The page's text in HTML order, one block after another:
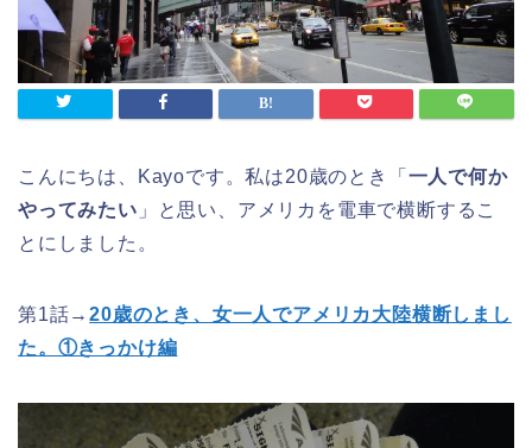
こんにちは、Kayoです。私は20歳のとき「 一人で何か
やってみたい 」と思い、アメリカを電車で横断するこ
とにしました。
第1話→20歳のとき、女一人でアメリカ大陸横断しまし
た。①きっかけ編